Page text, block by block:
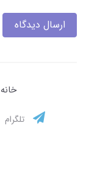
ارسال دیدگاه
خانه
تلگرام